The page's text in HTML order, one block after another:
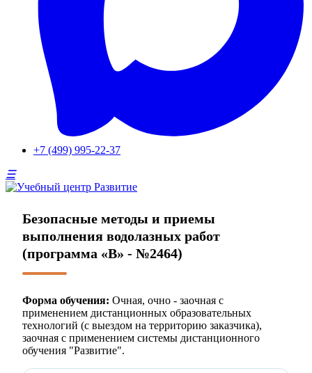
+7 (499) 995-22-37
Безопасные методы и приемы
выполнения водолазных работ
(программа «В» - №2464)
Форма обучения: Очная, очно - заочная с
применением дистанционных образовательных
технологий (с выездом на территорию заказчика),
заочная с применением системы дистанционного
обучения "Развитие".